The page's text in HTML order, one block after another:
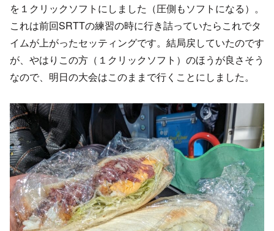
を１クリックソフトにしました（圧側もソフトになる）。
これは前回SRTTの練習の時に行き詰っていたらこれでタ
イムが上がったセッティングです。結局戻していたのです
が、やはりこの方（１クリックソフト）のほうが良さそう
なので、明日の大会はこのままで行くことにしました。